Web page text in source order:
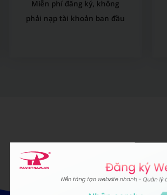
Miễn phí đăng ký, không
phải nạp tài khoản ban đầu